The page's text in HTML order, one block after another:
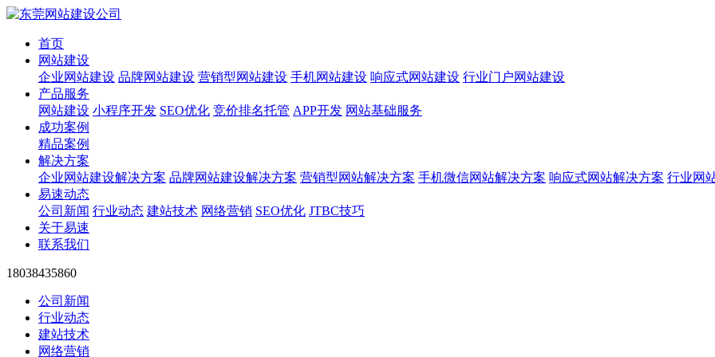
首页
网站建设
企业网站建设 品牌网站建设 营销型网站建设 手机网站建设 响应式网站建设 行业门户网站建设
产品服务
网站建设 小程序开发 SEO优化 竞价排名托管 APP开发 网站基础服务
成功案例
精品案例
解决方案
企业网站建设解决方案 品牌网站建设解决方案 营销型网站解决方案 手机微信网站解决方案 响应式网站解决方案 行业网
易速动态
公司新闻 行业动态 建站技术 网络营销 SEO优化 JTBC技巧
关于易速
联系我们
18038435860
公司新闻
行业动态
建站技术
网络营销